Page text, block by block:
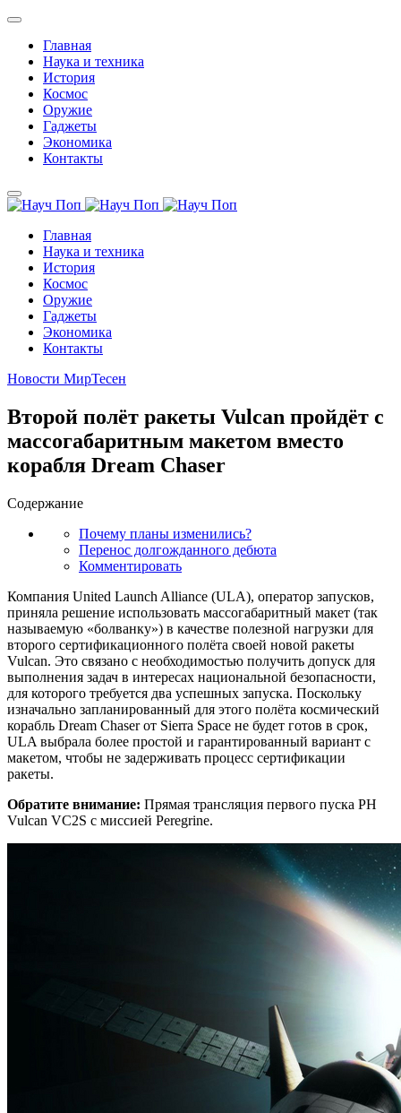
Главная
Наука и техника
История
Космос
Оружие
Гаджеты
Экономика
Контакты
Главная
Наука и техника
История
Космос
Оружие
Гаджеты
Экономика
Контакты
Новости МирТесен
Второй полёт ракеты Vulcan пройдёт с
массогабаритным макетом вместо
корабля Dream Chaser
Содержание
Почему планы изменились?
Перенос долгожданного дебюта
Комментировать
Компания United Launch Alliance (ULA), оператор запусков,
приняла решение использовать массогабаритный макет (так
называемую «болванку») в качестве полезной нагрузки для
второго сертификационного полёта своей новой ракеты
Vulcan. Это связано с необходимостью получить допуск для
выполнения задач в интересах национальной безопасности,
для которого требуется два успешных запуска. Поскольку
изначально запланированный для этого полёта космический
корабль Dream Chaser от Sierra Space не будет готов в срок,
ULA выбрала более простой и гарантированный вариант с
макетом, чтобы не задерживать процесс сертификации
ракеты.
Обратите внимание: Прямая трансляция первого пуска РН
Vulcan VC2S с миссией Peregrine.